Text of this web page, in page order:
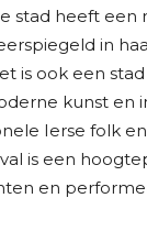
stad heeft een
in
is ook een stad
kunst en
Ierse folk
is een
en